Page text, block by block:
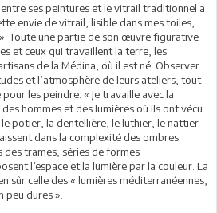
ses peintures et le vitrail traditionnel a
envie de vitrail, lisible dans mes toiles,
Toute une partie de son œuvre figurative
et ceux qui travaillent la terre, les
de la Médina, où il est né. Observer
et l’atmosphère de leurs ateliers, tout
les peindre. « Je travaille avec la
hommes et des lumières où ils ont vécu.
potier, la dentellière, le luthier, le nattier
dans la complexité des ombres
des trames, séries de formes
l’espace et la lumière par la couleur. La
sûr celle des « lumières méditerranéennes,
peu dures ».